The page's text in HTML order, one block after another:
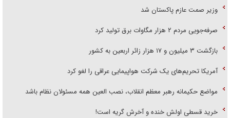
وزیر صمت عازم پاکستان شد
صرفه‌جویی مردم ۲ هزار مگاوات برق تولید کرد
بازگشت ۳ میلیون و ۱۷ هزار زائر اربعین به کشور
آمریکا تحریم‌های یک شرکت هواپیمایی عراقی را لغو کرد
مواضع حکیمانه رهبر معظم انقلاب، نصب العین همه مسئولان نظام باشد
خرید قسطی اولش خنده و آخرش گریه است!